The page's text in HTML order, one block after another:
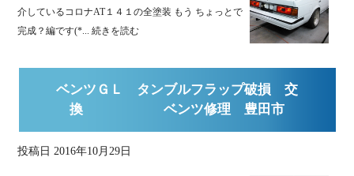
介しているコロナAT１４１の全塗装 もう ちょっとで
完成？編です(*...続きを読む
ベンツＧＬ タンブルフラップ破損 交
換 ベンツ修理 豊田市
投稿日 2016年10月29日